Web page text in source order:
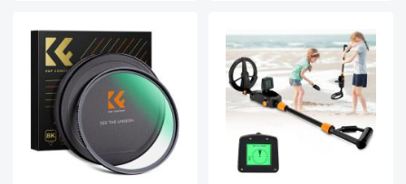
Omstandigheden
stofzuigerdoeken -
Nano-Klear-serie